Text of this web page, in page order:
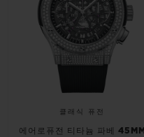
클래식 퓨전
에어로퓨전 티타늄 파베 45MM